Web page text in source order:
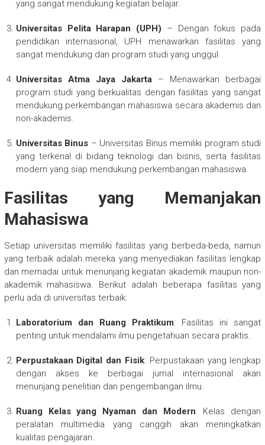
yang sangat mendukung kegiatan belajar.
Universitas Pelita Harapan (UPH) – Dengan fokus pada
pendidikan internasional, UPH menawarkan fasilitas yang
sangat mendukung dan program studi yang unggul.
Universitas Atma Jaya Jakarta – Menawarkan berbagai
program studi yang berkualitas dengan fasilitas yang sangat
mendukung perkembangan mahasiswa secara akademis dan
non-akademis.
Universitas Binus – Universitas Binus memiliki program studi
yang terkenal di bidang teknologi dan bisnis, serta fasilitas
modern yang siap mendukung perkembangan mahasiswa.
Fasilitas yang Memanjakan
Mahasiswa
Setiap universitas memiliki fasilitas yang berbeda-beda, namun
yang terbaik adalah mereka yang menyediakan fasilitas lengkap
dan memadai untuk menunjang kegiatan akademik maupun non-
akademik mahasiswa. Berikut adalah beberapa fasilitas yang
perlu ada di universitas terbaik:
Laboratorium dan Ruang Praktikum: Fasilitas ini sangat
penting untuk mendalami ilmu pengetahuan secara praktis.
Perpustakaan Digital dan Fisik: Perpustakaan yang lengkap
dengan akses ke berbagai jurnal internasional akan
menunjang penelitian dan pengembangan ilmu.
Ruang Kelas yang Nyaman dan Modern: Kelas dengan
peralatan multimedia yang canggih akan meningkatkan
kualitas pengajaran.